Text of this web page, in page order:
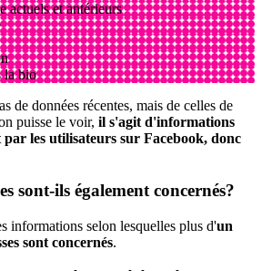
actuels et antérieurs
la bio
de données récentes, mais de celles de
puisse le voir, il s'agit d'informations
les utilisateurs sur Facebook, donc
sont-ils également concernés?
informations selon lesquelles plus d'un
sont concernés.